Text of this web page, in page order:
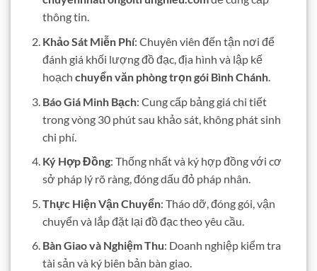
thông tin.
Khảo Sát Miễn Phí: Chuyên viên đến tận nơi để
đánh giá khối lượng đồ đạc, địa hình và lập kế
hoạch chuyển văn phòng trọn gói Bình Chánh.
Báo Giá Minh Bạch: Cung cấp bảng giá chi tiết
trong vòng 30 phút sau khảo sát, không phát sinh
chi phí.
Ký Hợp Đồng: Thống nhất và ký hợp đồng với cơ
sở pháp lý rõ ràng, đóng dấu đỏ pháp nhân.
Thực Hiện Vận Chuyển: Tháo dỡ, đóng gói, vận
chuyển và lắp đặt lại đồ đạc theo yêu cầu.
Bàn Giao và Nghiệm Thu: Doanh nghiệp kiểm tra
tài sản và ký biên bản bàn giao.